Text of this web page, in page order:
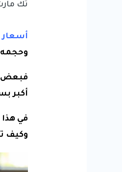
تك
أسعار
فبعض
أكبر
في
وكيف